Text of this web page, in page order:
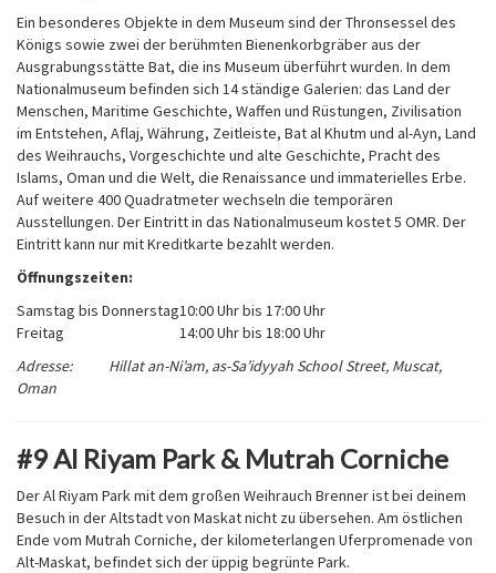
Ein besonderes Objekte in dem Museum sind der Thronsessel des
Königs sowie zwei der berühmten Bienenkorbgräber aus der
Ausgrabungsstätte Bat, die ins Museum überführt wurden. In dem
Nationalmuseum befinden sich 14 ständige Galerien: das Land der
Menschen, Maritime Geschichte, Waffen und Rüstungen, Zivilisation
im Entstehen, Aflaj, Währung, Zeitleiste, Bat al Khutm und al-Ayn, Land
des Weihrauchs, Vorgeschichte und alte Geschichte, Pracht des
Islams, Oman und die Welt, die Renaissance und immaterielles Erbe.
Auf weitere 400 Quadratmeter wechseln die temporären
Ausstellungen. Der Eintritt in das Nationalmuseum kostet 5 OMR. Der
Eintritt kann nur mit Kreditkarte bezahlt werden.
Öffnungszeiten:
Samstag bis Donnerstag10:00 Uhr bis 17:00 Uhr
Freitag
14:00 Uhr bis 18:00 Uhr
Adresse: Hillat an-Ni’am, as-Sa’idyyah School Street, Muscat,
Oman
#9 Al Riyam Park & Mutrah Corniche
Der Al Riyam Park mit dem großen Weihrauch Brenner ist bei deinem
Besuch in der Altstadt von Maskat nicht zu übersehen. Am östlichen
Ende vom Mutrah Corniche, der kilometerlangen Uferpromenade von
Alt-Maskat, befindet sich der üppig begrünte Park.